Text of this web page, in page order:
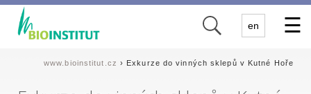
en
✕
www.bioinstitut.cz › Exkurze do vinných sklepů v Kutné Hoře